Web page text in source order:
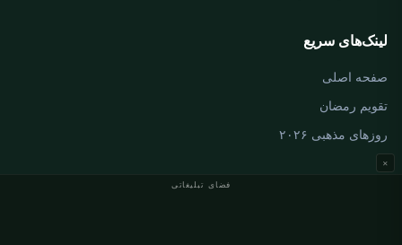
فضای تبلیغاتی
×
لینک‌های سریع
صفحه اصلی
تقویم رمضان
روزهای مذهبی ۲۰۲۶